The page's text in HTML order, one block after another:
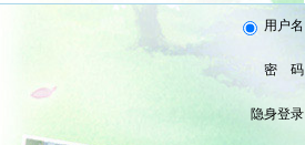
用户名
密 码
隐身登录